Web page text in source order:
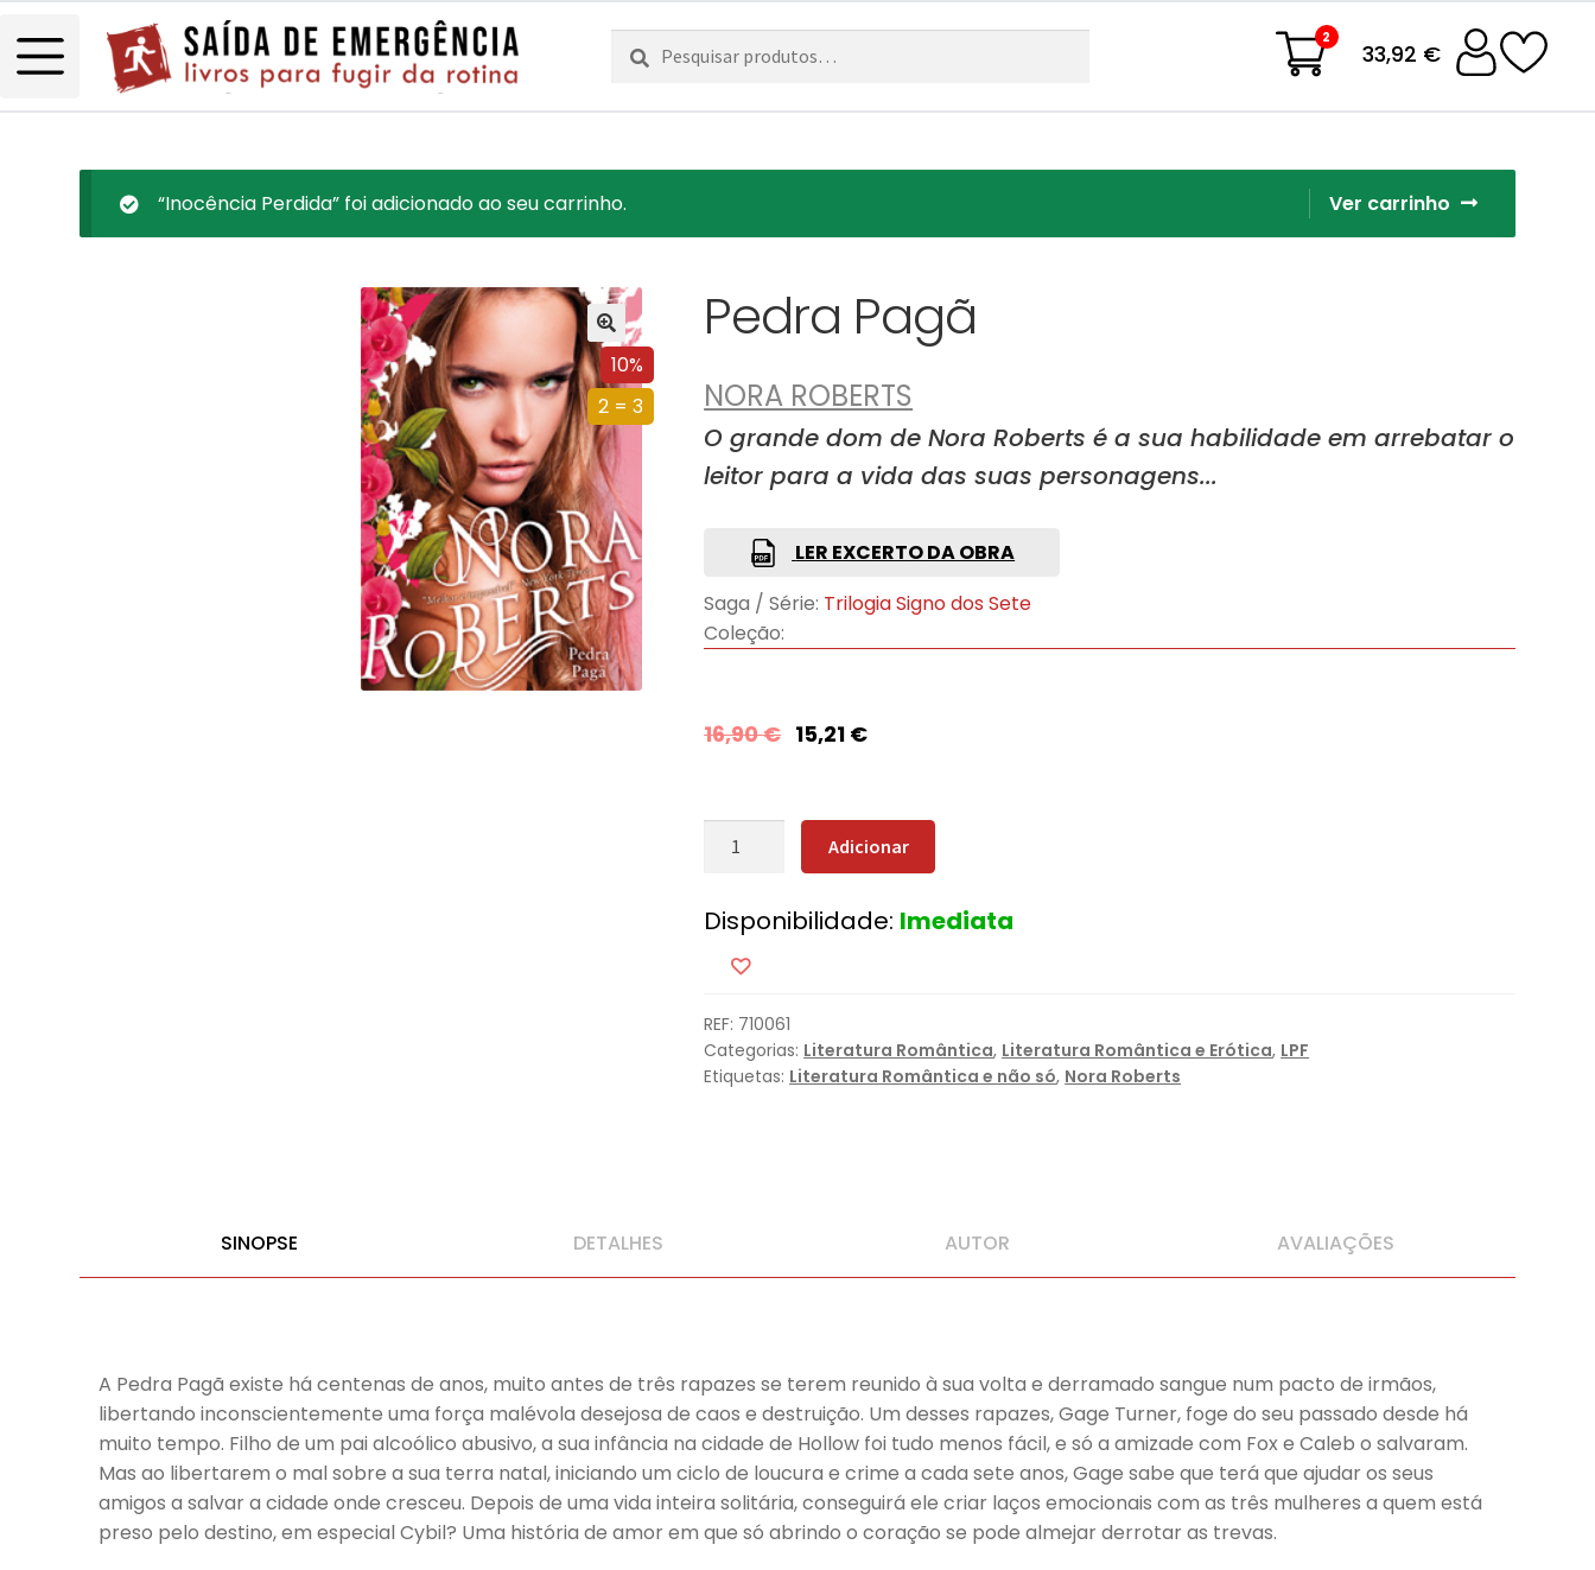
Pesquisar
por:
Pesquisa 2
33,92 €
Ver carrinho
“Inocência Perdida” foi adicionado ao seu carrinho.
10%
2 = 3
Pedra Pagã
NORA ROBERTS
O grande dom de Nora Roberts é a sua habilidade em arrebatar o
leitor para a vida das suas personagens...
LER EXCERTO DA OBRA
Saga / Série: Trilogia Signo dos Sete
Coleção:
16,90€ 15,21 €
Quantidade
Pagã
Adicionar
Disponibilidade: Imediata
REF: 710061
Categorias: Literatura Romântica, Literatura Romântica e Erótica, LPF
Etiquetas: Literatura Romântica e não só, Nora Roberts
SINOPSE DETALHES AUTOR AVALIAÇÕES
A Pedra Pagã existe há centenas de anos, muito antes de três rapazes se terem reunido à sua volta e derramado sangue num pacto de irmãos,
libertando inconscientemente uma força malévola desejosa de caos e destruição. Um desses rapazes, Gage Turner, foge do seu passado desde há
muito tempo. Filho de um pai alcoólico abusivo, a sua infância na cidade de Hollow foi tudo menos fácil, e só a amizade com Fox e Caleb o salvaram.
Mas ao libertarem o mal sobre a sua terra natal, iniciando um ciclo de loucura e crime a cada sete anos, Gage sabe que terá que ajudar os seus
amigos a salvar a cidade onde cresceu. Depois de uma vida inteira solitária, conseguirá ele criar laços emocionais com as três mulheres a quem está
preso pelo destino, em especial Cybil? Uma história de amor em que só abrindo o coração se pode almejar derrotar as trevas.